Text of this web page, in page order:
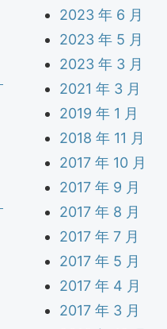
2023 年 6 月
2023 年 5 月
2023 年 3 月
2021 年 3 月
2019 年 1 月
2018 年 11 月
2017 年 10 月
2017 年 9 月
2017 年 8 月
2017 年 7 月
2017 年 5 月
2017 年 4 月
2017 年 3 月